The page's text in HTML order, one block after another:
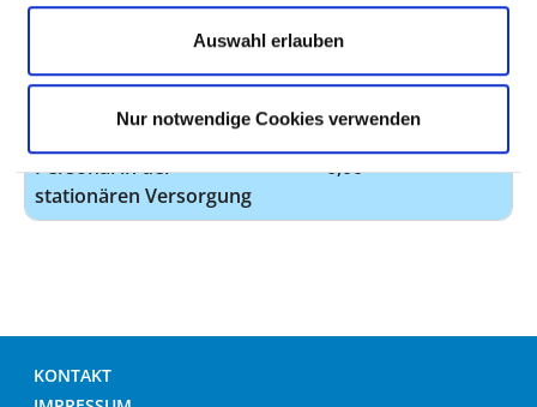
Auswahl erlauben
Nur notwendige Cookies verwenden
Personal ohne direktes
Beschäftigungsverhältnis
0,00
Personal in der
ambulanten Versorgung
0,00
Personal in der
stationären Versorgung
0,00
KONTAKT